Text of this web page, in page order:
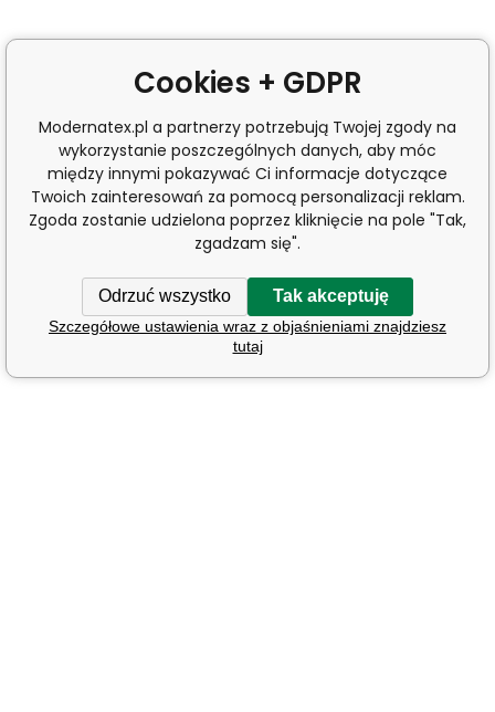
Cookies + GDPR
Modernatex.pl a partnerzy potrzebują Twojej zgody na
wykorzystanie poszczególnych danych, aby móc
między innymi pokazywać Ci informacje dotyczące
Twoich zainteresowań za pomocą personalizacji reklam.
Zgoda zostanie udzielona poprzez kliknięcie na pole "Tak,
zgadzam się".
Odrzuć wszystko Tak akceptuję
Szczegółowe ustawienia wraz z objaśnieniami znajdziesz
tutaj